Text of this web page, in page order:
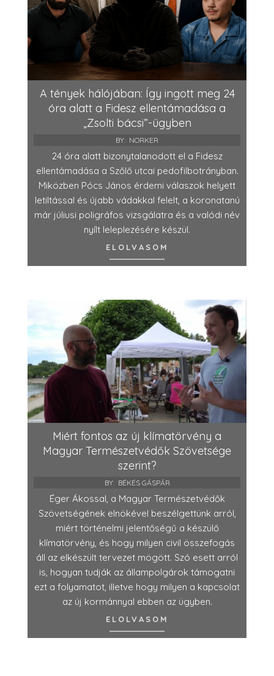
A tények hálójában: Így ingott meg 24
óra alatt a Fidesz ellentámadása a
„Zsolti bácsi”-ügyben
BY: NORKER
24 óra alatt bizonytalanodott el a Fidesz
ellentámadása a Szőlő utcai pedofilbotrányban.
Miközben Pócs János érdemi válaszok helyett
letiltással és újabb vádakkal felelt, a koronatanú
már júliusi poligráfos vizsgálatra és a valódi név
nyílt leleplezésére készül.
ELOLVASOM
Miért fontos az új klímatörvény a
Magyar Természetvédők Szövetsége
szerint?
BY: BÉKÉS GÁSPÁR
Éger Ákossal, a Magyar Természetvédők
Szövetségének elnökével beszélgettünk arról,
miért történelmi jelentőségű a készülő
klímatörvény, és hogy milyen civil összefogás
áll az elkészült tervezet mögött. Szó esett arról
is, hogyan tudják az állampolgárok támogatni
ezt a folyamatot, illetve hogy milyen a kapcsolat
az új kormánnyal ebben az ügyben.
ELOLVASOM